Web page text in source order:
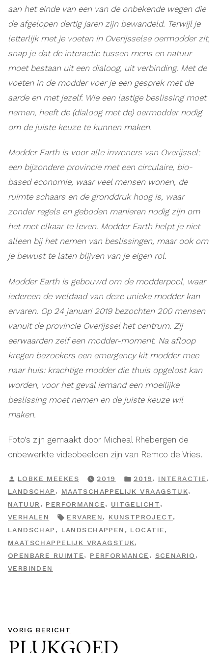
aan het einde van een van de onbekende wegen die
de afgelopen dertig jaren zijn bewandeld. Terwijl je
letterlijk met je voeten in Overijsselse oermodder zit,
snap je dat de interactie tussen mens en natuur
moet bestaan uit een dialoog, uit verbinding. Met de
voeten in de modder voer je een gesprek met de
aarde en met jezelf. Wie een lastige beslissing moet
nemen, heeft de (dialoog met de) oermodder nodig
om de juiste keuze te kunnen maken.
Modder Earth is voor alle inwoners van Overijssel;
een bijzondere provincie met een circulaire, bio-
based economie, waar veel mensen wonen, de
ruimte schaars en de gronddruk hoog is, waar
zonder regels en geboden manieren nodig zijn om
het met elkaar te leven. Modder Earth helpt je niet
alleen bij het nemen van beslissingen, maar ook om
je bewust te laten blijven van je eigen rol.
Modder Earth is gebouwd om de modderpool, waar
iedereen de weldaad van deze unieke modder kan
ervaren. Op 24 januari 2019 bezochten 200 mensen
vanuit de provincie Overijssel het centrum. Zij
eerwaarden zelf een modder-moment. Na afloop
kregen bezoekers een emergency kit modder mee
naar huis: krachtige modder die thuis opgelost kan
worden, voor het geval iemand een moeilijke
beslissing moet nemen en de juiste keuze wil
maken.
Foto’s zijn gemaakt door Micheal Rhebergen de
onbewerkte videobeelden zijn van Remco de Vries.
GEPLAATST
DOOR
LOBKE MEEKES 2019
GEPLAATST
IN
2019, INTERACTIE,
LANDSCHAP , MAATSCHAPPELIJK VRAAGSTUK,
NATUUR , PERFORMANCE, UITGELICHT,
VERHALEN
TAGS:
ERVAREN, KUNSTPROJECT,
LANDSCHAP , LANDSCHAPPEN , LOCATIE,
MAATSCHAPPELIJK VRAAGSTUK,
OPENBARE RUIMTE, PERFORMANCE , SCENARIO ,
VERBINDEN
Bericht
VORIG BERICHT
bericht:
PLUKGOED